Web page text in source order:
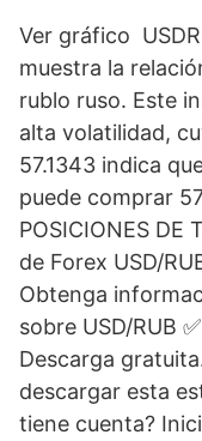
Ver gráfico
muestra la
rublo ruso. Este
alta volatilidad,
57.1343 indica
puede comprar
POSICIONES
de Forex USD/
Obtenga
sobre USD/RUB
Descarga
descargar esta
tiene cuenta?